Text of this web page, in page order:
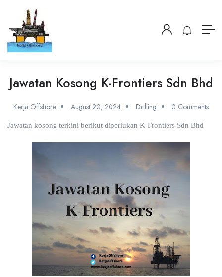
Jawatan Kosong K-Frontiers Sdn Bhd
Kerja Offshore August 20, 2024 Drilling 0 Comments
Jawatan kosong terkini berikut diperlukan K-Frontiers Sdn Bhd